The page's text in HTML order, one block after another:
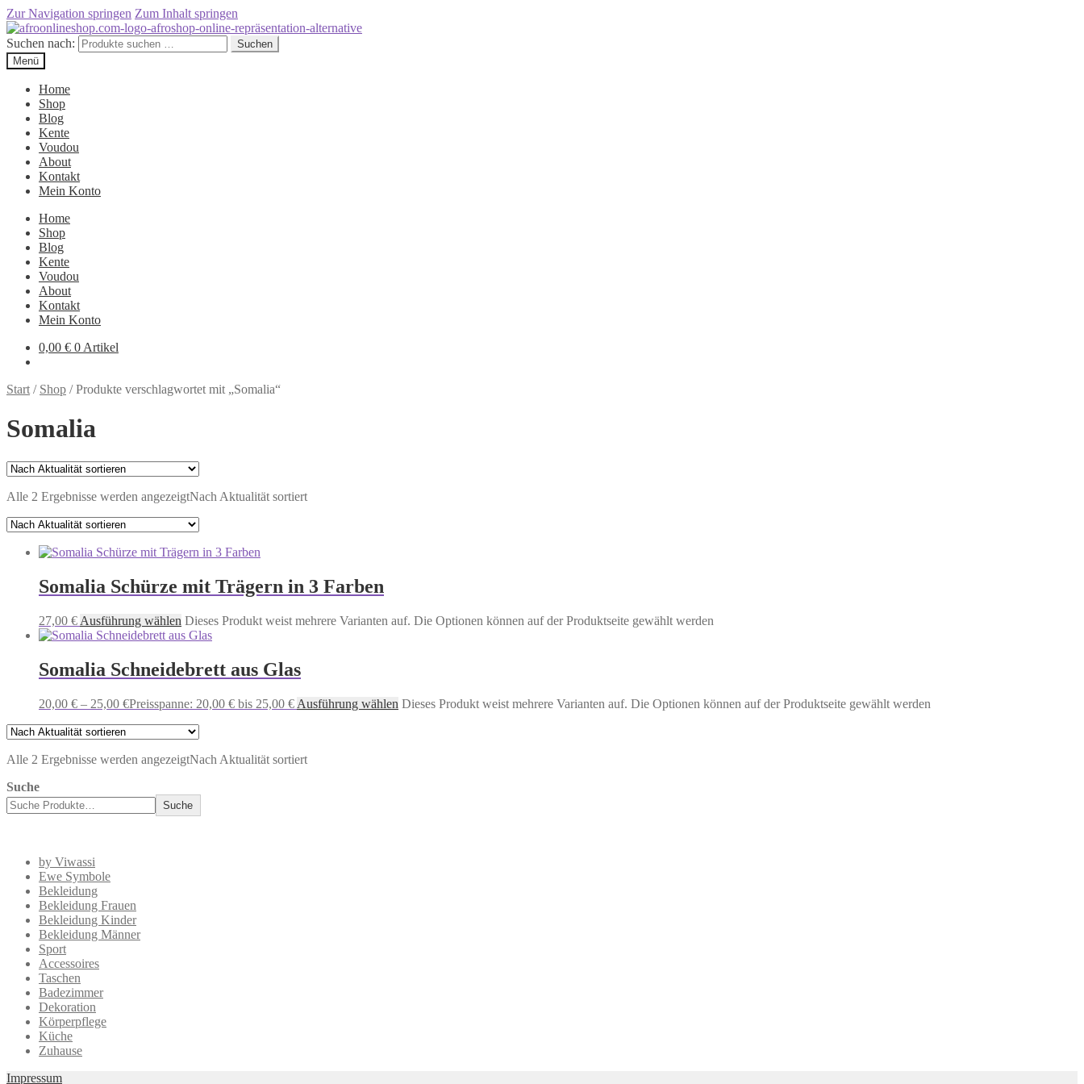
Zur Navigation springen Zum Inhalt springen
Suchen nach:
Suchen
Menü
Home
Shop
Blog
Kente
Voudou
About
Kontakt
Mein Konto
Home
Shop
Blog
Kente
Voudou
About
Kontakt
Mein Konto
0,00 € 0 Artikel
Start / Shop /Produkte verschlagwortet mit „Somalia“
Somalia
Alle 2 Ergebnisse werden angezeigtNach Aktualität sortiert
Somalia Schürze mit Trägern in 3 Farben
27,00 € Ausführung wählen Dieses Produkt weist mehrere Varianten auf. Die Optionen können auf der Produktseite gewählt werden
Somalia Schneidebrett aus Glas
20,00 € – 25,00 €Preisspanne: 20,00 € bis 25,00 € Ausführung wählen Dieses Produkt weist mehrere Varianten auf. Die Optionen können auf der Produktseite gewählt werden
Alle 2 Ergebnisse werden angezeigtNach Aktualität sortiert
Suche
Suche
by Viwassi
Ewe Symbole
Bekleidung
Bekleidung Frauen
Bekleidung Kinder
Bekleidung Männer
Sport
Accessoires
Taschen
Badezimmer
Dekoration
Körperpflege
Küche
Zuhause
Impressum